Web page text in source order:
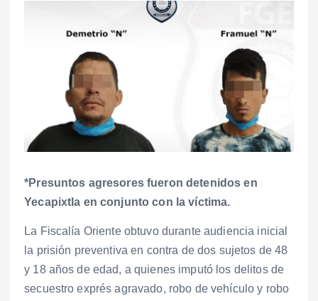
*Presuntos agresores fueron detenidos en
Yecapixtla en conjunto con la víctima.
La Fiscalía Oriente obtuvo durante audiencia inicial
la prisión preventiva en contra de dos sujetos de 48
y 18 años de edad, a quienes imputó los delitos de
secuestro exprés agravado, robo de vehículo y robo